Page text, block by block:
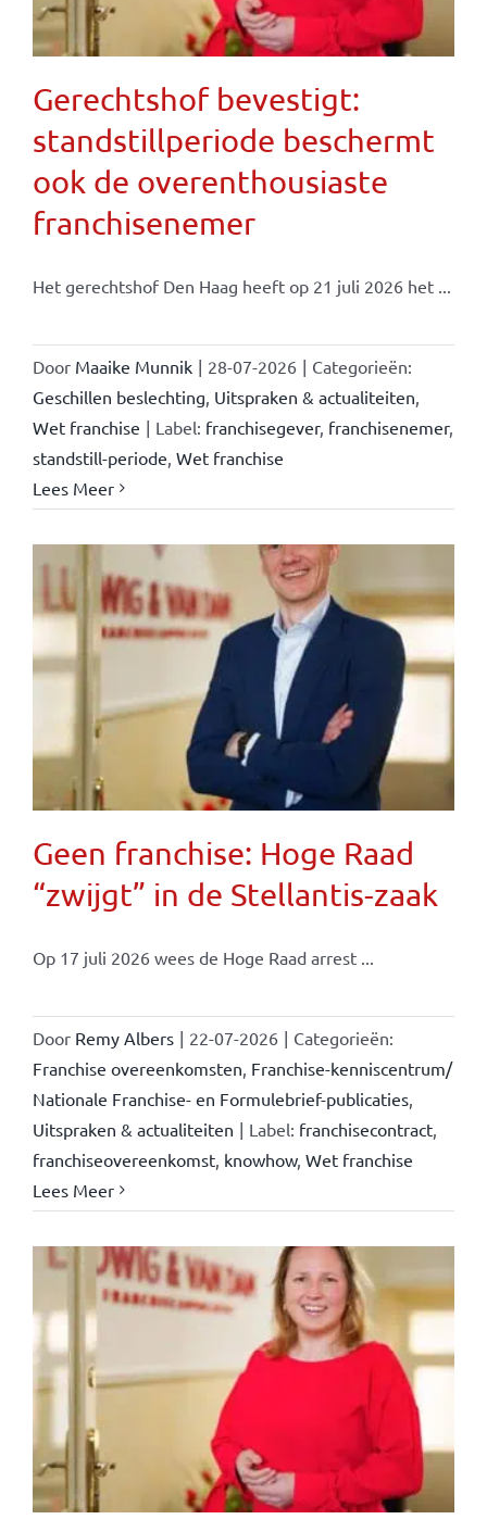
Gerechtshof bevestigt:
standstillperiode beschermt
ook de overenthousiaste
franchisenemer
Het gerechtshof Den Haag heeft op 21 juli 2026 het ...
Door Maaike Munnik | 28-07-2026 | Categorieën:
Geschillen beslechting Uitspraken & actualiteiten
Wet franchise | Label: franchisegever, franchisenemer,
standstill-periode Wet franchise
Lees Meer
Geen franchise: Hoge Raad
“zwijgt” in de Stellantis-zaak
Op 17 juli 2026 wees de Hoge Raad arrest ...
Door Remy Albers | 22-07-2026 | Categorieën:
Franchise overeenkomsten Franchise-kenniscentrum/
Nationale Franchise- en Formulebrief-publicaties,
Uitspraken & actualiteiten | Label: franchisecontract,
franchiseovereenkomst, knowhow, Wet franchise
Lees Meer